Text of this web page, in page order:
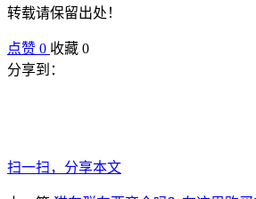
转载请保留出处！
点赞 0 收藏 0
分享到：
扫一扫，分享本文